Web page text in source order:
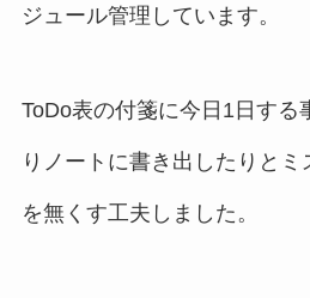
ジュール管理しています。
ToDo表の付箋に今日1日する
りノートに書き出したりと
を無くす工夫しました。